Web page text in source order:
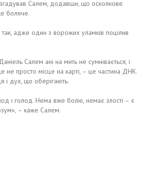
Салем, додавши, що осколкове
боляче.
адже один з ворожих уламків поцілив
Салем ані на мить не сумнівається, і
не просто місце на карті, – це частина ДНК.
і дух, що оберігають.
і голод. Нема вже болю, немає злості – є
– каже Салем.